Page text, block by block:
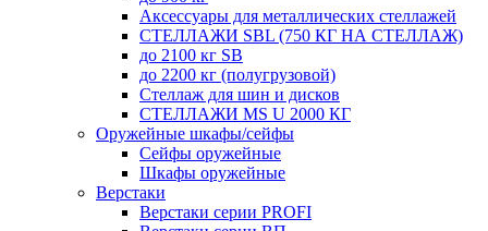
Аксессуары для металлических стеллажей
СТЕЛЛАЖИ SBL (750 КГ НА СТЕЛЛАЖ)
до 2100 кг SB
до 2200 кг (полугрузовой)
Стеллаж для шин и дисков
СТЕЛЛАЖИ MS U 2000 КГ
Оружейные шкафы/сейфы
Сейфы оружейные
Шкафы оружейные
Верстаки
Верстаки серии PROFI